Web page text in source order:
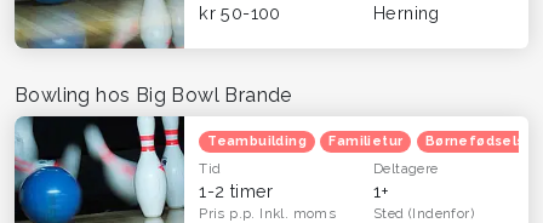
kr 50-100 Herning
Bowling hos Big Bowl Brande
Teambuilding Familietur
Tid
1-2 timer
Deltagere
1+
Pris p.p. Inkl. moms Sted(Indenfor)